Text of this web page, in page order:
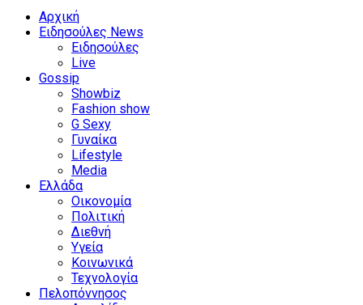
Αρχική
Ειδησούλες News
Ειδησούλες
Live
Gossip
Showbiz
Fashion show
G Sexy
Γυναίκα
Lifestyle
Media
Ελλάδα
Οικονομία
Πολιτική
Διεθνή
Υγεία
Κοινωνικά
Τεχνολογία
Πελοπόννησος